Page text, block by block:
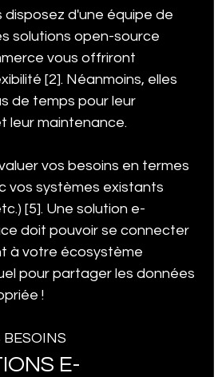
disposez d'une équipe de
solutions open-source
vous offriront
[2]. Néanmoins, elles
de temps pour leur
leur maintenance.
vos besoins en termes
vos systèmes existants
[5]. Une solution e-
doit pouvoir se connecter
à votre écosystème
pour partager les données
!
BESOINS
E-